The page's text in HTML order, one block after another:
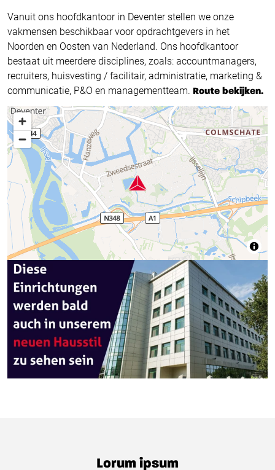
Vanuit ons hoofdkantoor in Deventer stellen we onze
vakmensen beschikbaar voor opdrachtgevers in het
Noorden en Oosten van Nederland. Ons hoofdkantoor
bestaat uit meerdere disciplines, zoals: accountmanagers,
recruiters, huisvesting / facilitair, administratie, marketing &
communicatie, P&O en managementteam. Route bekijken.
Lorum ipsum